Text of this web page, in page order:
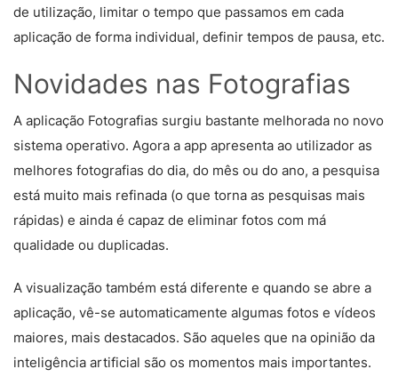
de utilização, limitar o tempo que passamos em cada
aplicação de forma individual, definir tempos de pausa, etc.
Novidades nas Fotografias
A aplicação Fotografias surgiu bastante melhorada no novo
sistema operativo. Agora a app apresenta ao utilizador as
melhores fotografias do dia, do mês ou do ano, a pesquisa
está muito mais refinada (o que torna as pesquisas mais
rápidas) e ainda é capaz de eliminar fotos com má
qualidade ou duplicadas.
A visualização também está diferente e quando se abre a
aplicação, vê-se automaticamente algumas fotos e vídeos
maiores, mais destacados. São aqueles que na opinião da
inteligência artificial são os momentos mais importantes.